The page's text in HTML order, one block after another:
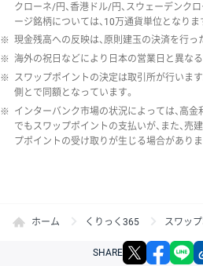
クローネ/円、香港ドル/円、スウェーデンク
ージ銘柄については、10万通貨単位となりま
※ 現金残高への反映は、原則建玉の決済を行っ
※ 海外の祝日などにより日本の営業日と異なる
※ スワップポイントの決定は取引所が行いま
側とで同額となっています。
※ インターバンク市場の状況によっては、高
でもスワップポイントの支払いが、また、売
プポイントの受け取りが生じる場合がありま
ホーム くりっく365 スワッ
SHARE X